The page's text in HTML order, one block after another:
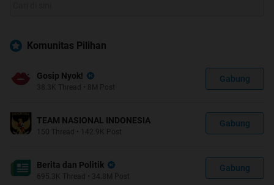
Komunitas Pilihan
Gosip Nyok!
38.3K Thread • 8M Post
Gabung
TEAM NASIONAL INDONESIA
150 Thread • 142.9K Post
Gabung
Berita dan Politik
695.3K Thread • 34.8M Post
Gabung